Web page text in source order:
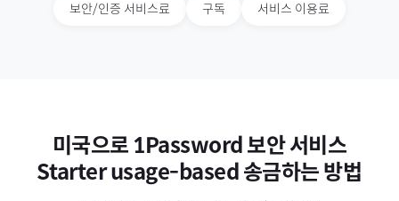
보안/인증 서비스료 구독 서비스 이용료
미국으로 1Password 보안 서비스
Starter usage-based 송금하는 방법